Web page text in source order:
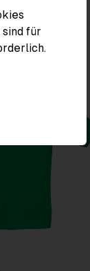
für